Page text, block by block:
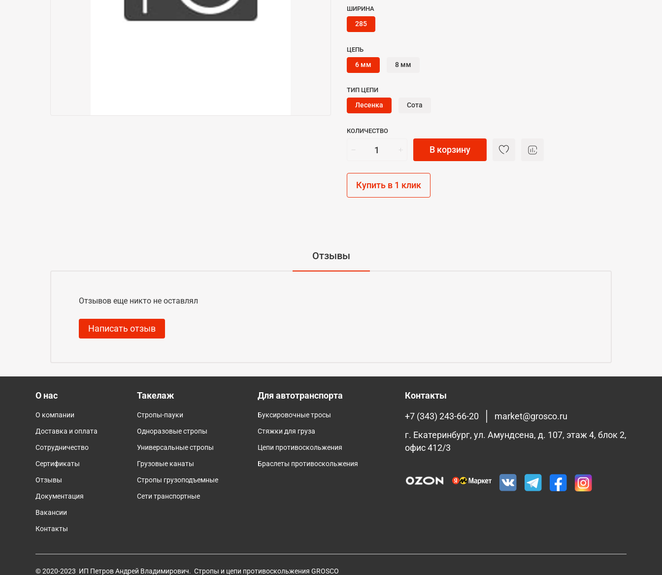
КОЛИЧЕСТВО
В корзину
Купить в 1 клик
ШИРИНА
285
ЦЕПЬ
6 мм 8 мм
ТИП ЦЕПИ
Лесенка Сота
Отзывы
Отзывов еще никто не оставлял
Написать отзыв
О нас
О компании
Доставка и оплата
Сотрудничество
Сертификаты
Отзывы
Документация
Вакансии
Контакты
Такелаж
Стропы-пауки
Одноразовые стропы
Универсальные стропы
Грузовые канаты
Cтропы грузоподъемные
Сети транспортные
Для автотранспорта
Буксировочные тросы
Стяжки для груза
Цепи противоскольжения
Браслеты противоскольжения
Контакты
+7 (343) 243-66-20
market@grosco.ru
г. Екатеринбург, ул. Амундсена, д. 107, этаж 4, блок 2,
офис 412/3
© 2020-2023 ИП Петров Андрей Владимирович. Стропы и цепи противоскольжения GROSCO